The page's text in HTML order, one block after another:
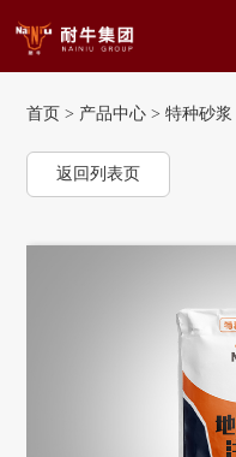
首页 > 产品中心 >特种砂浆
返回列表页